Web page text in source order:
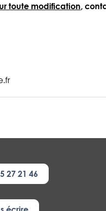
toute modification,
27 21 46